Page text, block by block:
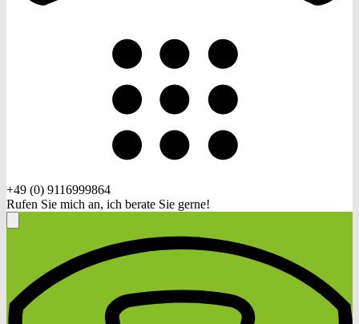
+49 (0) 9116999864
Rufen Sie mich an, ich berate Sie gerne!